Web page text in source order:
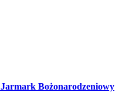
Jarmark Bożonarodzeniowy